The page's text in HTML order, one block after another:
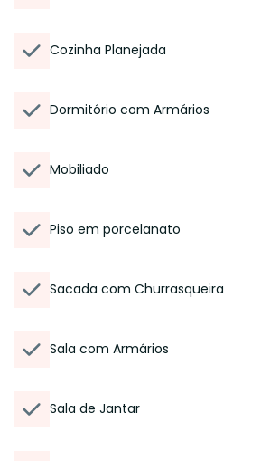
Cozinha Planejada
Dormitório com Armários
Mobiliado
Piso em porcelanato
Sacada com Churrasqueira
Sala com Armários
Sala de Jantar